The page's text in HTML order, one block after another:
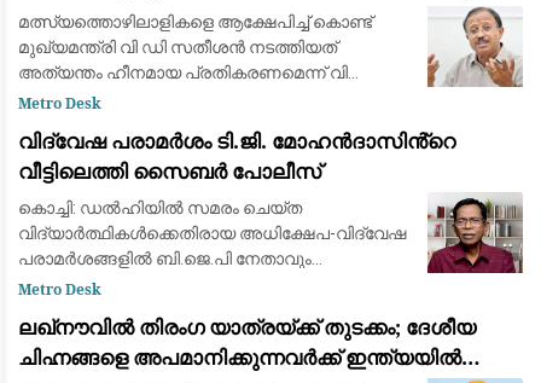
പറയണം: വി. മുരളീധരൻ
മത്സ്യത്തൊഴിലാളികളെ ആക്ഷേപിച്ച് കൊണ്ട്
മുഖ്യമന്ത്രി വി ഡി സതീശന്‍ നടത്തിയത്
അത്യന്തം ഹീനമായ പ്രതികരണമെന്ന് വി
മുരളീധരന്‍ എംഎല്‍എ. മുഖ്യമന്ത്രി നടത്തിയ
അദ്ദേഹ
Metro Desk
വിദ്വേഷ പരാമർശം ടി.ജി. മോഹൻദാസിൻ്റെ
വീട്ടിലെത്തി സൈബർ പോലീസ്
കൊച്ചി: ഡൽഹിയിൽ സമരം ചെയ്ത
വിദ്യാർത്ഥികൾക്കെതിരായ അധിക്ഷേപ-വിദ്വേഷ
പരാമർശങ്ങളിൽ ബി.ജെ.പി നേതാവും
ആർ.എസ്.എസ് അനുകൂലിയുമായ ടി.ജി.
സംഘം വീട്ടിലെത്തി. തിരുവനന്തപുരം സി
Metro Desk
ലഖ്‌നൗവിൽ തിരംഗ യാത്രയ്ക്ക് തുടക്കം; ദേശീയ
ചിഹ്നങ്ങളെ അപമാനിക്കുന്നവർക്ക് ഇന്ത്യയിൽ